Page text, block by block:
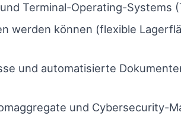
Terminal-Operating-Systems
werden können (flexible
und automatisierte
und Cybersecurity-